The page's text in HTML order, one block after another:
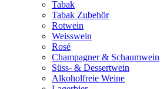
Tabak
Tabak Zubehör
Rotwein
Weisswein
Rosé
Champagner & Schaumwein
Süss- & Dessertwein
Alkoholfreie Weine